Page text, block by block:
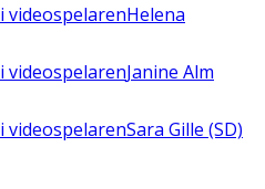
i videospelarenHelena
i videospelarenJanine Alm
i videospelarenSara Gille (SD)